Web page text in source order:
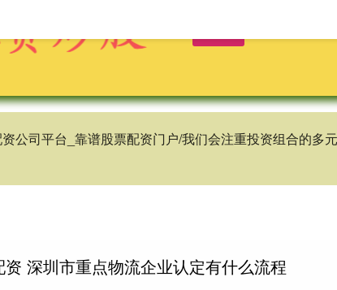
公司平台_靠谱股票配资门户/我们会注重投资组合的多
资 深圳市重点物流企业认定有什么流程